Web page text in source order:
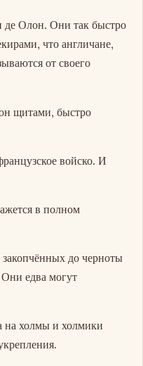
Олон. Они так быстро
что англичане,
от своего
щитами, быстро
войско. И
в полном
до черноты
едва могут
на холмы и холмики